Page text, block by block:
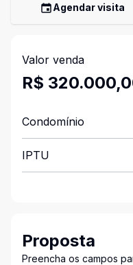
Agendar visita
Valor venda
R$
Condomínio
IPTU
Proposta
Preencha os campos